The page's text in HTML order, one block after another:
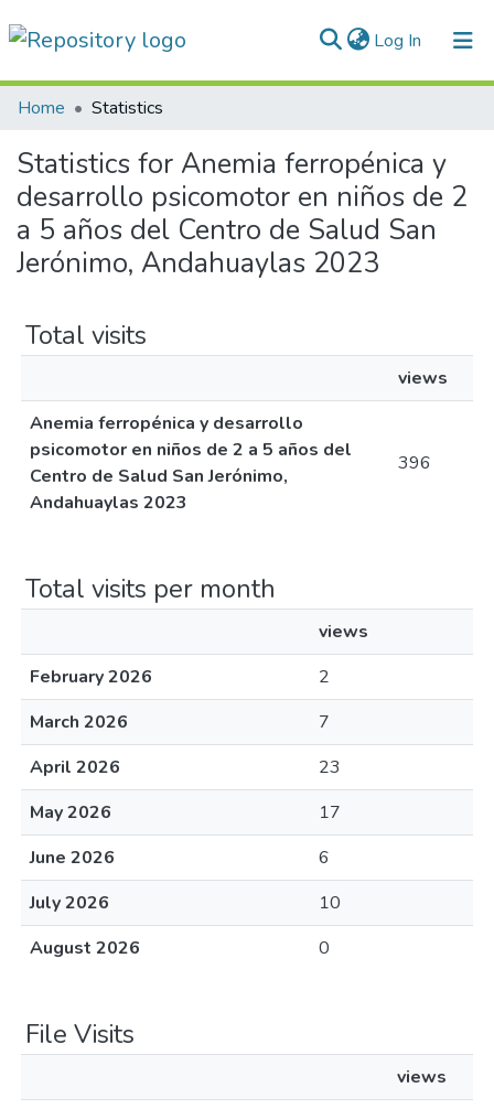
Log In (current)
Communities & Collections
All of DSpace
Normativas
Home Statistics
Statistics for Anemia ferropénica y
desarrollo psicomotor en niños de 2
a 5 años del Centro de Salud San
Jerónimo, Andahuaylas 2023
Total visits
views
Anemia ferropénica y desarrollo
psicomotor en niños de 2 a 5 años del
Centro de Salud San Jerónimo,
Andahuaylas 2023
396
Total visits per month
views
February 2026
2
March 2026
7
April 2026
23
May 2026
17
June 2026
6
July 2026
10
August 2026
0
File Visits
views